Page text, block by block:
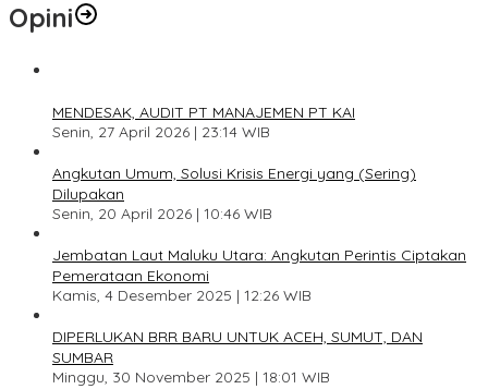
Opini
MENDESAK, AUDIT PT MANAJEMEN PT KAI
Senin, 27 April 2026 | 23:14 WIB
Angkutan Umum, Solusi Krisis Energi yang (Sering)
Dilupakan
Senin, 20 April 2026 | 10:46 WIB
Jembatan Laut Maluku Utara: Angkutan Perintis Ciptakan
Pemerataan Ekonomi
Kamis, 4 Desember 2025 | 12:26 WIB
DIPERLUKAN BRR BARU UNTUK ACEH, SUMUT, DAN
SUMBAR
Minggu, 30 November 2025 | 18:01 WIB